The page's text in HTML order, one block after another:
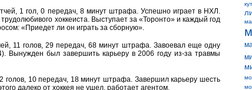
1 гол, 0 передач, 8 минут штрафа. Успешно играет в НХЛ.
трудолюбивого хоккеиста. Выступает за «Торонто» и каждый год
«Приедет ли он играть за сборную».
11 голов, 29 передач, 68 минут штрафа. Завоевал еще одну
Вынужден был завершить карьеру в 2006 году из-за травмы
голов, 10 передач, 18 минут штрафа. Завершил карьеру шесть
далеко от хоккея не ушел, работает агентом.